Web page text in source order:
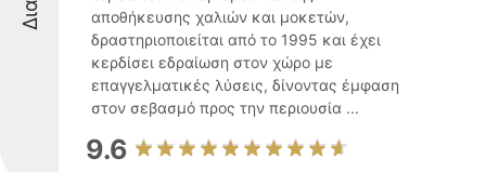
αποθήκευσης χαλιών και μοκετών,
δραστηριοποιείται από το 1995 και έχει
κερδίσει εδραίωση στον χώρο με
επαγγελματικές λύσεις, δίνοντας έμφαση
στον σεβασμό προς την περιουσία ...
9.6